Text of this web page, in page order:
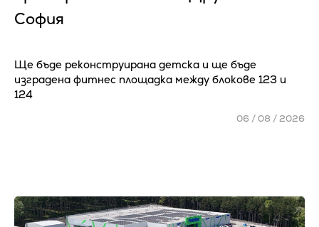
София
Ще бъде реконструирана детска и ще бъде
изградена фитнес площадка между блокове 123 и
124
06 / 08 / 2026